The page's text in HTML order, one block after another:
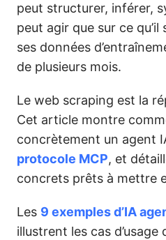
peut structurer, inférer,
peut agir que sur ce qu’il
ses données
de plusieurs mois.
Le web scraping est la
Cet article montre
concrètement un agent
protocole MCP, et
concrets prêts à mettre
Les 9 exemples d’IA
illustrent les cas